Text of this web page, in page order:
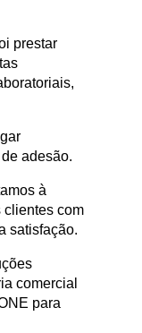
prestar
adesão.
à
clientes com
satisfação.
comercial
para